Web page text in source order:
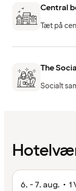
Central
Tæt på
The
Socialt
6. - 7. aug. • 1